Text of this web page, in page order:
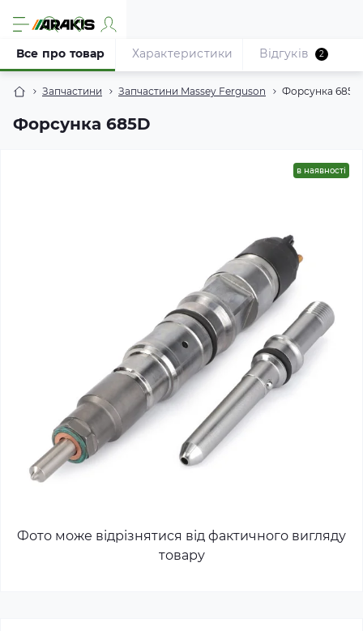
Запчастини Запчастини Massey Ferguson Форсунка 685D
Форсунка 685D
Все про товар Характеристики Відгуків 2
в наявності
Фото може відрізнятися від фактичного вигляду
товару